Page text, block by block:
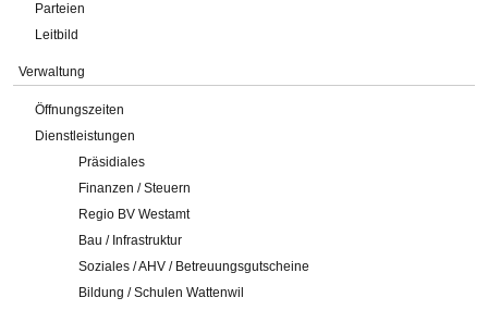
Parteien
Leitbild
Verwaltung
Öffnungszeiten
Dienstleistungen
Präsidiales
Finanzen / Steuern
Regio BV Westamt
Bau / Infrastruktur
Soziales / AHV / Betreuungsgutscheine
Bildung / Schulen Wattenwil